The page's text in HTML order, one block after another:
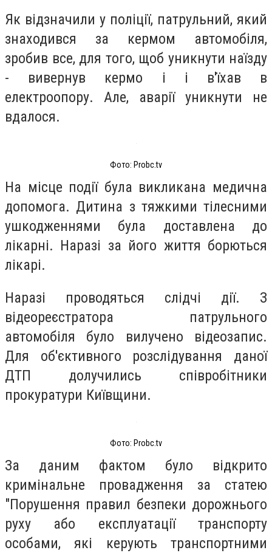
Як відзначили у поліції, патрульний, який
знаходився за кермом автомобіля,
зробив все, для того, щоб уникнути наїзду
- вивернув кермо і і в'їхав в
електроопору. Але, аварії уникнути не
вдалося.
Фото: Probc.tv
На місце події була викликана медична
допомога. Дитина з тяжкими тілесними
ушкодженнями була доставлена до
лікарні. Наразі за його життя борються
лікарі.
Наразі проводяться слідчі дії. З
відеореєстратора патрульного
автомобіля було вилучено відеозапис.
Для об'єктивного розслідування даної
ДТП долучились співробітники
прокуратури Київщини.
Фото: Probc.tv
За даним фактом було відкрито
кримінальне провадження за статею
"Порушення правил безпеки дорожнього
руху або експлуатації транспорту
особами, які керують транспортними